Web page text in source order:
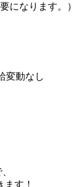
になります。）
変動なし
す！